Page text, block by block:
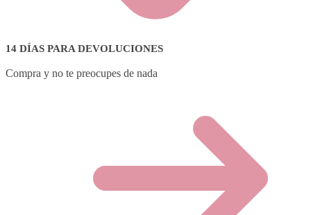
14 DÍAS PARA DEVOLUCIONES
Compra y no te preocupes de nada